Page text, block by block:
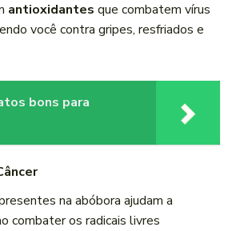
antioxidantes que combatem vírus
você contra gripes, resfriados e
bons para
na abóbora ajudam a
combater os radicais livres